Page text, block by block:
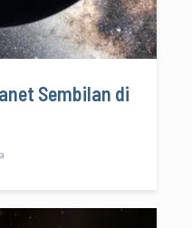
Sembilan di